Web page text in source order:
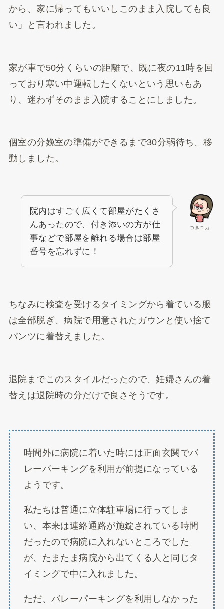
から、家に帰ってもいいしこのまま入院しても良
い」と言われました。
家が車で50分くらいの距離で、既に夜の11時を回
っており寒い中運転したくないという思いもあ
り、迷わずそのまま入院することにしました。
個室の分娩室の準備ができるまで30分弱待ち、移
動しました。
つきユカ
院内はすごく広くて部屋がたくさ
んあったので、付き添いの方が仕
事などで部屋を離れる場合は部屋
番号を忘れずに！
ちなみに検査を受けるタイミングから着ている服
は全部脱ぎ、病院で用意されたガウンと使い捨て
パンツに着替えました。
退院までこのスタイルだったので、妊婦さんの着
替えは退院時の分だけで良さそうです。
時間外に病院に着いた時には正面玄関でバ
レーパーキングを利用が前提になっている
ようです。
私たちは普通に立体駐車場に行ってしま
い、本来は連絡通路が施錠されている時間
だったので病院に入れないところでした
が、たまたま病院から出てくる人と同じタ
イミングで中に入れました。
ただ、バレーパーキングを利用しなかった